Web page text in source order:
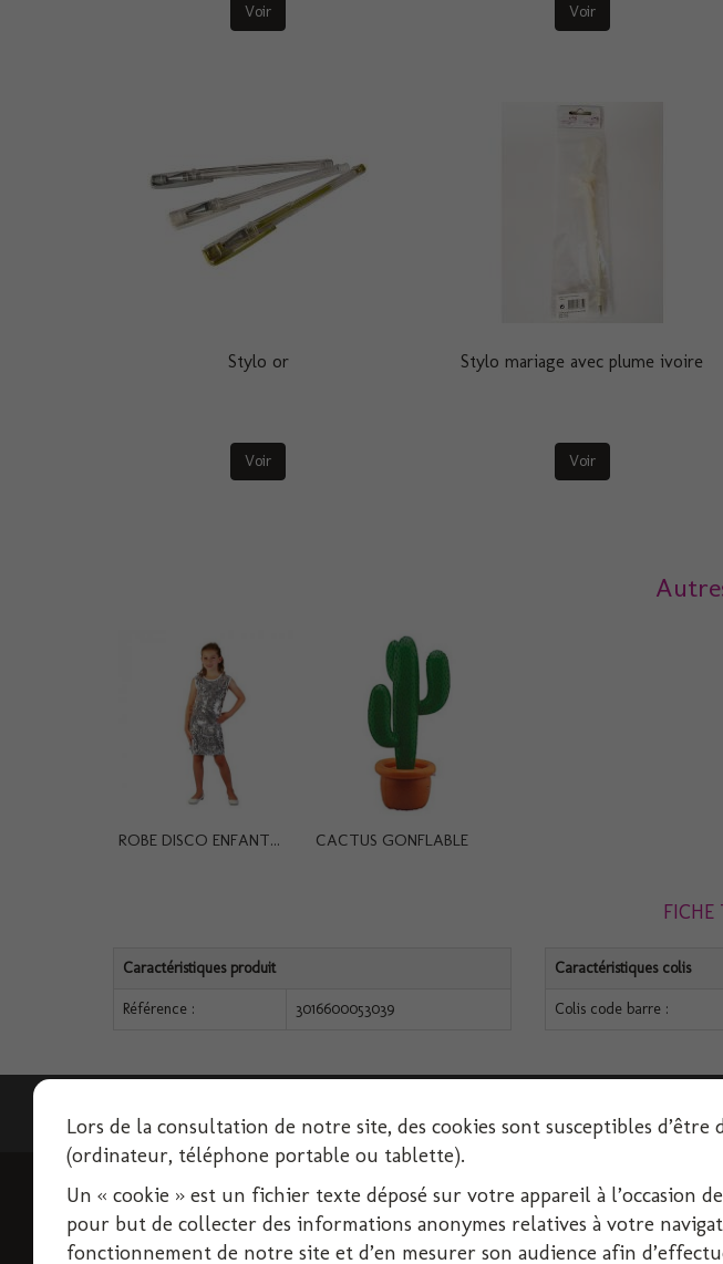
Voir Voir
Stylo or
Voir
Stylo mariage avec plume ivoire
Voir
ROBE DISCO ENFANT... CACTUS GONFLABLE
FICHE
Caractéristiques produit
Référence : 3016600053039
Caractéristiques colis
Colis code barre :
INFORMATIONS
Livraison
SERVICE CLIENT
Décoration-
Lors de la consultation de notre site, des cookies sont susceptibles d’être
(ordinateur, téléphone portable ou tablette).
Un « cookie » est un fichier texte déposé sur votre appareil à l’occasion
pour but de collecter des informations anonymes relatives à votre
fonctionnement de notre site et d’en mesurer son audience afin